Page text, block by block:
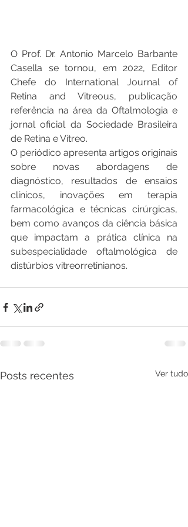
O Prof. Dr. Antonio Marcelo Barbante
Casella se tornou, em 2022, Editor
Chefe do International Journal of
Retina and Vitreous, publicação
referência na área da Oftalmologia e
jornal oficial da Sociedade Brasileira
de Retina e Vítreo.
O periódico apresenta artigos originais
sobre novas abordagens de
diagnóstico, resultados de ensaios
clínicos, inovações em terapia
farmacológica e técnicas cirúrgicas,
bem como avanços da ciência básica
que impactam a prática clínica na
subespecialidade oftalmológica de
distúrbios vitreorretinianos.
Posts recentes Ver tudo